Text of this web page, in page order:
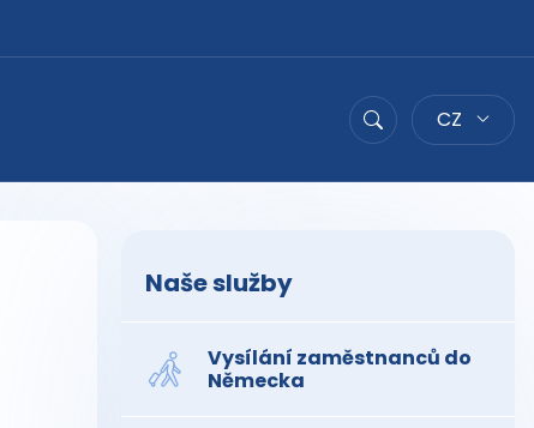
Hledat
CZ
Naše služby
Vysílání zaměstnanců do
Německa